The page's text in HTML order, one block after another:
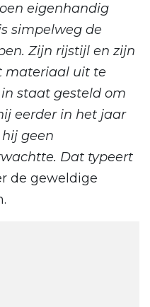
eigenhandig
simpelweg de
Zijn rijstijl en zijn
materiaal uit te
staat gesteld om
eerder in het jaar
geen
Dat typeert
de geweldige